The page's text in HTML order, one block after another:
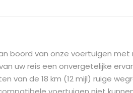
boord van onze voertuigen met
uw reis een onvergetelijke
van de 18 km (12 mijl) ruige